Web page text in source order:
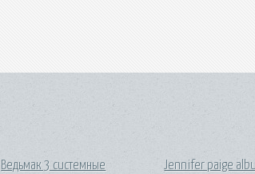
Ведьмак 3 системные
Jennifer paige